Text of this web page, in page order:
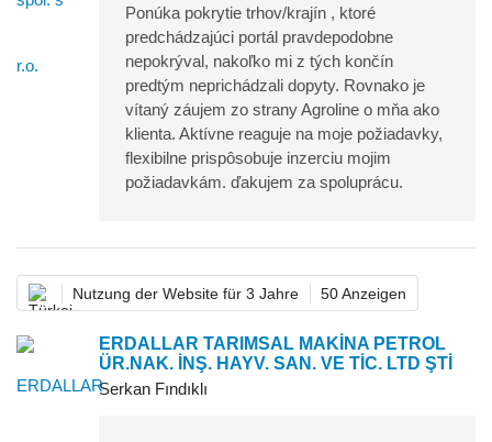
Ponúka pokrytie trhov/krajín , ktoré
predchádzajúci portál pravdepodobne
nepokrýval, nakoľko mi z tých končín
predtým neprichádzali dopyty. Rovnako je
vítaný záujem zo strany Agroline o mňa ako
klienta. Aktívne reaguje na moje požiadavky,
flexibilne prispôsobuje inzerciu mojim
požiadavkám. ďakujem za spoluprácu.
Nutzung der Website für 3 Jahre 50 Anzeigen
ERDALLAR TARIMSAL MAKİNA PETROL
ÜR.NAK. İNŞ. HAYV. SAN. VE TİC. LTD ŞTİ
Serkan Fındıklı